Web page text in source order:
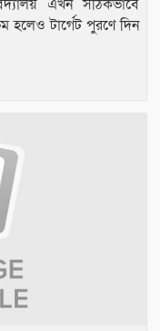
এখন সঠিকভাবে
হলেও টার্গেট পুরণে দিন